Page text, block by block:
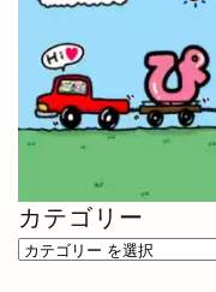
カテゴリー